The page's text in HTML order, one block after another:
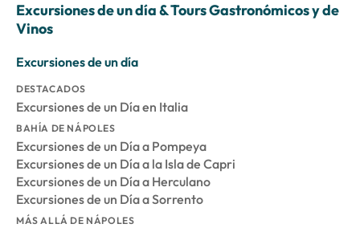
Excursiones de un día & Tours Gastronómicos y de
Vinos
Excursiones de un día
DESTACADOS
Excursiones de un Día en Italia
BAHÍA DE NÁPOLES
Excursiones de un Día a Pompeya
Excursiones de un Día a la Isla de Capri
Excursiones de un Día a Herculano
Excursiones de un Día a Sorrento
MÁS ALLÁ DE NÁPOLES